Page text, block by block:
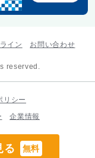
る 無料
イン お問い合わせ
reserved.
リシー
企業情報